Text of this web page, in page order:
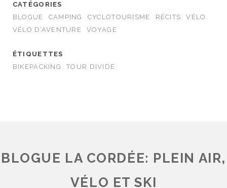
CATÉGORIES
BLOGUE
CAMPING CYCLOTOURISME RÉCITS
VÉLO
VÉLO D’AVENTURE
VOYAGE
ÉTIQUETTES
BIKEPACKING
TOUR DIVIDE
BLOGUE LA CORDÉE: PLEIN AIR,
VÉLO ET SKI